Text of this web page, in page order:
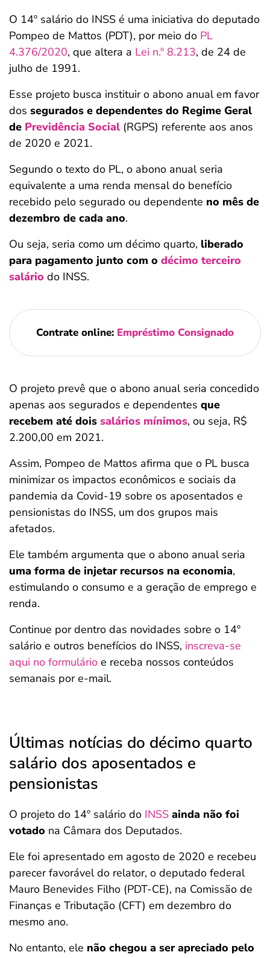
O 14º salário do INSS é uma iniciativa do deputado
Pompeo de Mattos (PDT), por meio do PL
4.376/2020, que altera a Lei n.º 8.213, de 24 de
julho de 1991.
Esse projeto busca instituir o abono anual em favor
dos segurados e dependentes do Regime Geral
de Previdência Social (RGPS) referente aos anos
de 2020 e 2021.
Segundo o texto do PL, o abono anual seria
equivalente a uma renda mensal do benefício
recebido pelo segurado ou dependente no mês de
dezembro de cada ano.
Ou seja, seria como um décimo quarto, liberado
para pagamento junto com o décimo terceiro
salário do INSS.
Contrate online: Empréstimo Consignado
O projeto prevê que o abono anual seria concedido
apenas aos segurados e dependentes que
recebem até dois salários mínimos, ou seja, R$
2.200,00 em 2021.
Assim, Pompeo de Mattos afirma que o PL busca
minimizar os impactos econômicos e sociais da
pandemia da Covid-19 sobre os aposentados e
pensionistas do INSS, um dos grupos mais
afetados.
Ele também argumenta que o abono anual seria
uma forma de injetar recursos na economia,
estimulando o consumo e a geração de emprego e
renda.
Continue por dentro das novidades sobre o 14º
salário e outros benefícios do INSS, inscreva-se
aqui no formulário e receba nossos conteúdos
semanais por e-mail.
Últimas notícias do décimo quarto
salário dos aposentados e
pensionistas
O projeto do 14º salário do INSS ainda não foi
votado na Câmara dos Deputados.
Ele foi apresentado em agosto de 2020 e recebeu
parecer favorável do relator, o deputado federal
Mauro Benevides Filho (PDT-CE), na Comissão de
Finanças e Tributação (CFT) em dezembro do
mesmo ano.
No entanto, ele não chegou a ser apreciado pelo